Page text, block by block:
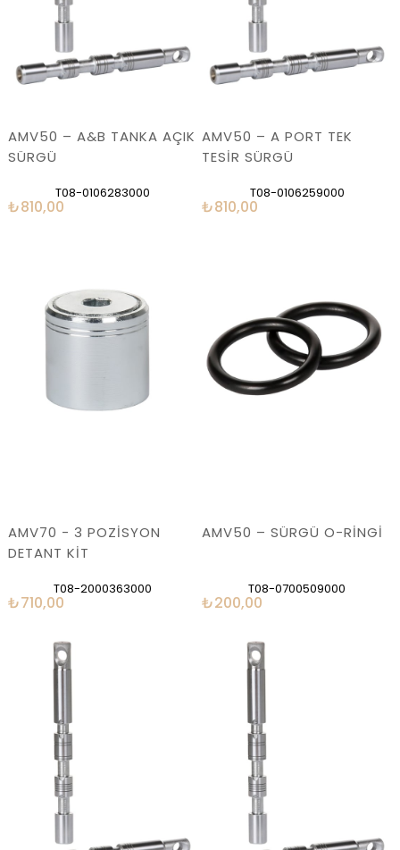
AMV50 – A&B TANKA AÇIK
SÜRGÜ
T08-0106283000
₺810,00
AMV50 – A PORT TEK
TESİR SÜRGÜ
T08-0106259000
₺810,00
AMV70 - 3 POZİSYON
DETANT KİT
T08-2000363000
₺710,00
AMV50 – SÜRGÜ O-RİNGİ
T08-0700509000
₺200,00